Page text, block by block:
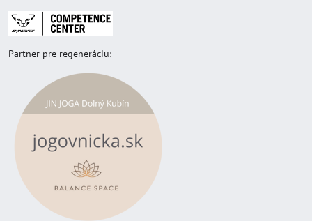
Partner pre regeneráciu: